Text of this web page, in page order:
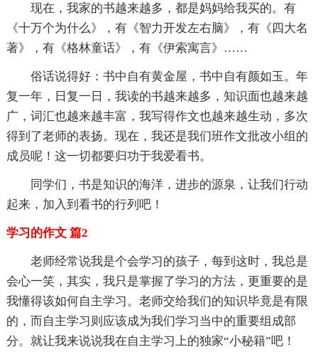
现在，我家的书越来越多，都是妈妈给我买的。有
《十万个为什么》，有《智力开发左右脑》，有《四大名
著》，有《格林童话》，有《伊索寓言》……
俗话说得好：书中自有黄金屋，书中自有颜如玉。年
复一年，日复一日，我读的书越来越多，知识面也越来越
广，词汇也越来越丰富，我写得作文也越来越生动，多次
得到了老师的表扬。现在，我还是我们班作文批改小组的
成员呢！这一切都要归功于我爱看书。
同学们，书是知识的海洋，进步的源泉，让我们行动
起来，加入到看书的行列吧！
学习的作文 篇2
老师经常说我是个会学习的孩子，每到这时，我总是
会心一笑，其实，我只是掌握了学习的方法，更重要的是
我懂得该如何自主学习。老师交给我们的知识毕竟是有限
的，而自主学习则应该成为我们学习当中的重要组成部
分。就让我来说说我在自主学习上的独家“小秘籍”吧！